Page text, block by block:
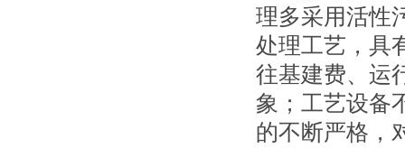
理多采用活性
处理工艺，具
往基建费、运
象；工艺设备
的不断严格，